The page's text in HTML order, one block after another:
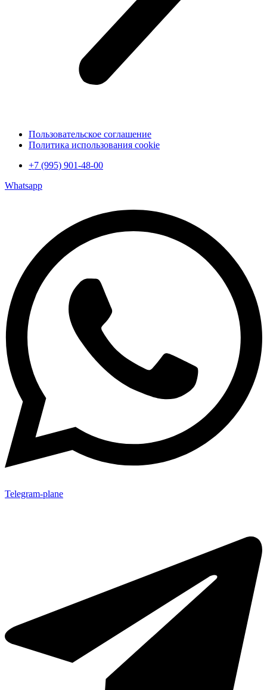
Пользовательское соглашение
Политика использования cookie
+7 (995) 901-48-00
Whatsapp
Telegram-plane